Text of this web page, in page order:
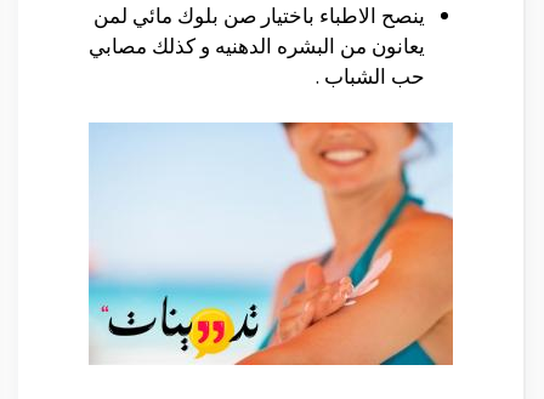
ينصح الاطباء باختيار صن بلوك مائي لمن
يعانون من البشره الدهنيه و كذلك مصابي
حب الشباب .